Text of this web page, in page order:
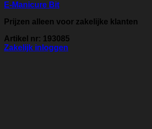
E-Manicure Bit
Prijzen alleen voor zakelijke klanten
Artikel nr: 193085
Zakelijk inloggen